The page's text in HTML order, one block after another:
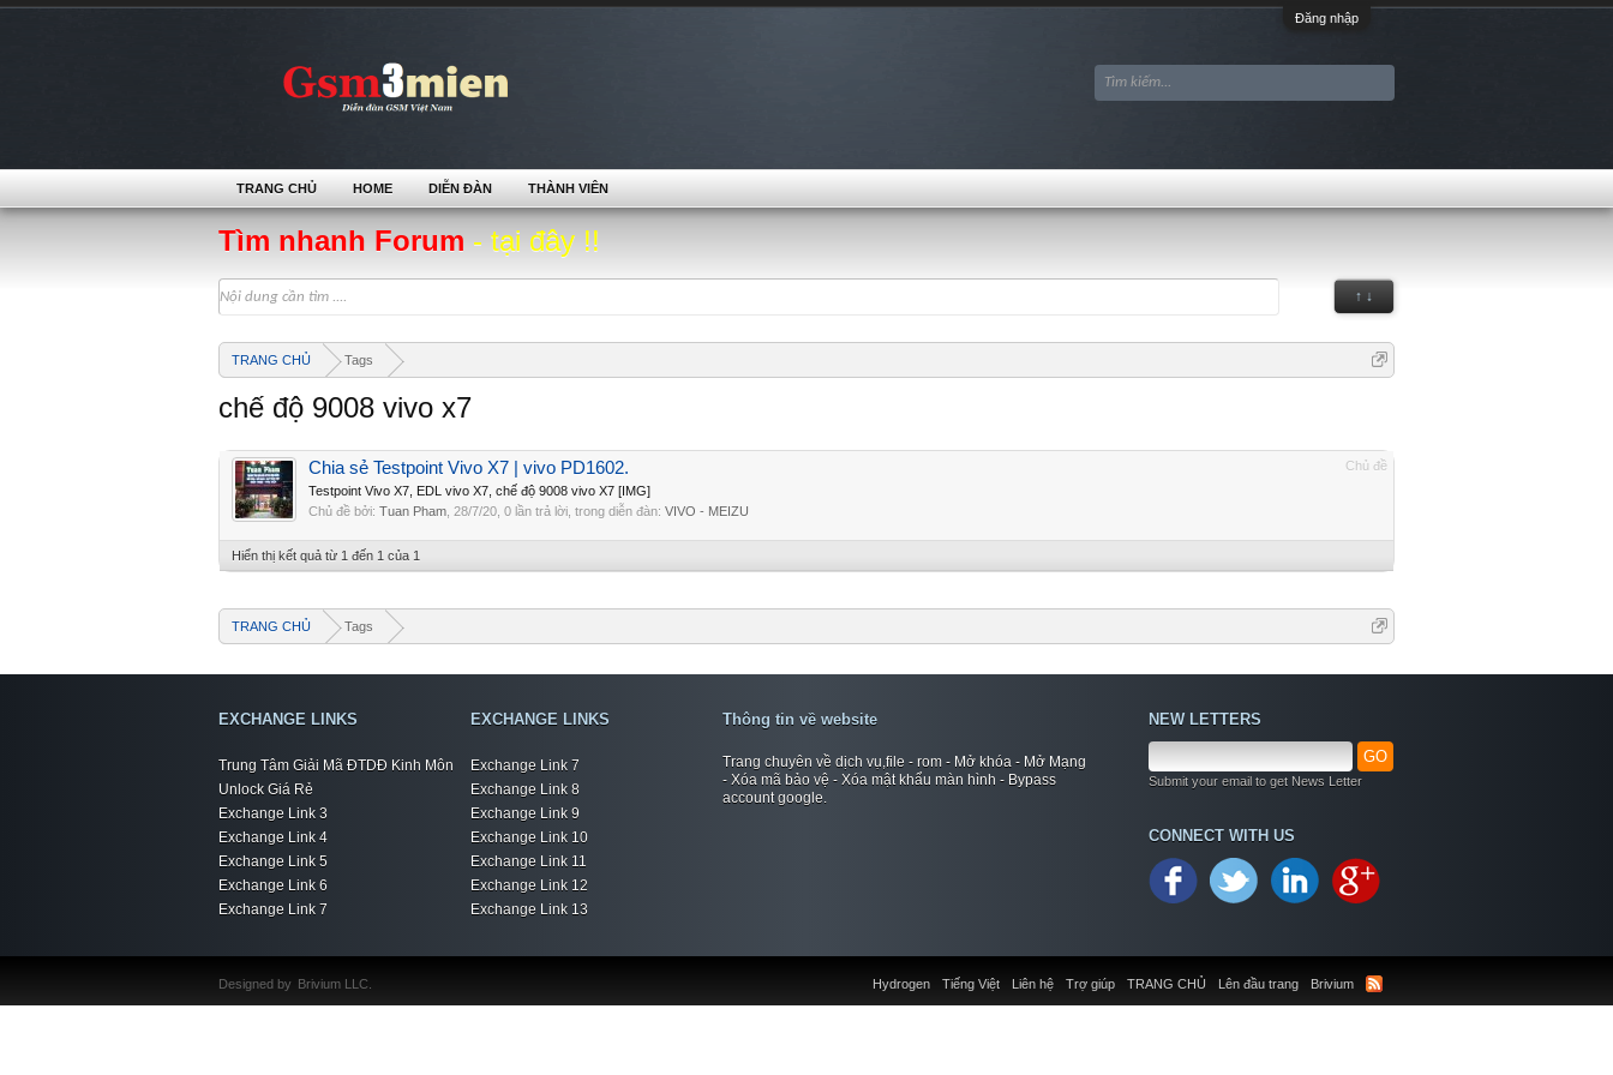
Đăng nhập
Tìm nhanh Forum - tại đây !!
↑ ↓
TRANG CHỦ Tags
chế độ 9008 vivo x7
Chủ đề
Chia sẻ Testpoint Vivo X7 | vivo PD1602.
Testpoint Vivo X7, EDL vivo X7, chế độ 9008 vivo X7 [IMG]
Chủ đề bởi: Tuan Pham 28/7/20 , 0 lần trả lời, trong diễn đàn: VIVO - MEIZU
Hiển thị kết quả từ 1 đến 1 của 1
TRANG CHỦ Tags
TRANG CHỦ HOME DIỄN ĐÀN THÀNH VIÊN
EXCHANGE LINKS
Trung Tâm Giải Mã ĐTDĐ Kinh Môn
Unlock Giá Rẻ
Exchange Link 3
Exchange Link 4
Exchange Link 5
Exchange Link 6
Exchange Link 7
EXCHANGE LINKS
Exchange Link 7
Exchange Link 8
Exchange Link 9
Exchange Link 10
Exchange Link 11
Exchange Link 12
Exchange Link 13
Thông tin về website
Trang chuyên về dịch vụ,file - rom - Mở khóa - Mở Mạng
- Xóa mã bảo vệ - Xóa mật khẩu màn hình - Bypass
account google.
NEW LETTERS
GO
Submit your email to get News Letter
CONNECT WITH US
Liên hệ Trợ giúp TRANG CHỦ Lên đầu trang Brivium
Hydrogen Tiếng Việt
Designed by Brivium LLC.